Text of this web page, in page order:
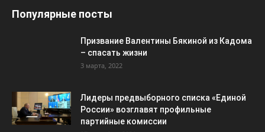
Популярные посты
Призвание Валентины Бякиной из Кадома
– спасать жизни
3 марта, 2022
Лидеры предвыборного списка «Единой
России» возглавят профильные
партийные комиссии